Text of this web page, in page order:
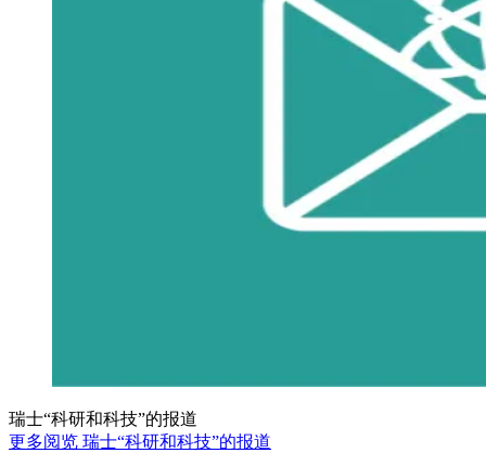
瑞士“科研和科技”的报道
更多阅览 瑞士“科研和科技”的报道